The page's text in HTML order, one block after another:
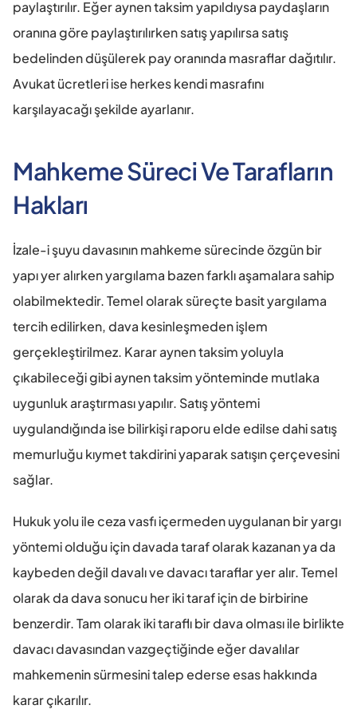
paylaştırılır. Eğer aynen taksim yapıldıysa paydaşların
oranına göre paylaştırılırken satış yapılırsa satış
bedelinden düşülerek pay oranında masraflar dağıtılır.
Avukat ücretleri ise herkes kendi masrafını
karşılayacağı şekilde ayarlanır.
Mahkeme Süreci Ve Tarafların
Hakları
İzale-i şuyu davasının mahkeme sürecinde özgün bir
yapı yer alırken yargılama bazen farklı aşamalara sahip
olabilmektedir. Temel olarak süreçte basit yargılama
tercih edilirken, dava kesinleşmeden işlem
gerçekleştirilmez. Karar aynen taksim yoluyla
çıkabileceği gibi aynen taksim yönteminde mutlaka
uygunluk araştırması yapılır. Satış yöntemi
uygulandığında ise bilirkişi raporu elde edilse dahi satış
memurluğu kıymet takdirini yaparak satışın çerçevesini
sağlar.
Hukuk yolu ile ceza vasfı içermeden uygulanan bir yargı
yöntemi olduğu için davada taraf olarak kazanan ya da
kaybeden değil davalı ve davacı taraflar yer alır. Temel
olarak da dava sonucu her iki taraf için de birbirine
benzerdir. Tam olarak iki taraflı bir dava olması ile birlikte
davacı davasından vazgeçtiğinde eğer davalılar
mahkemenin sürmesini talep ederse esas hakkında
karar çıkarılır.